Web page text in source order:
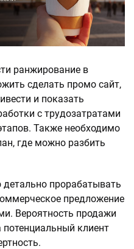
ранжирование в
сделать промо сайт,
и показать
с трудозатратами
Также необходимо
где можно разбить
прорабатывать
предложение
Вероятность продажи
клиент